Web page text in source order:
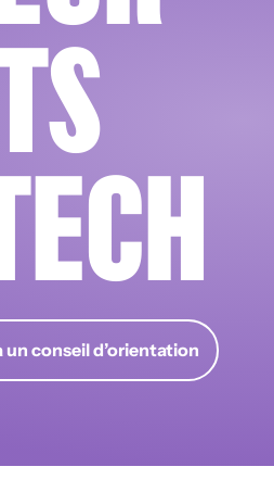
un conseil d’orientation